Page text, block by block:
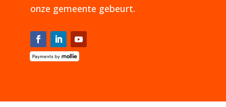
onze gemeente gebeurt.